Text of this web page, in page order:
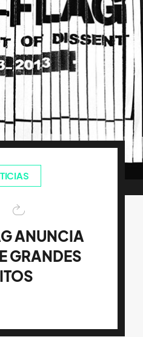
ANUNCIA
GRANDES